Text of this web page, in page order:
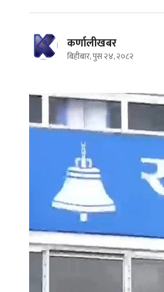
कर्णालीखबर
बिहीबार, पुस २४, २०८२